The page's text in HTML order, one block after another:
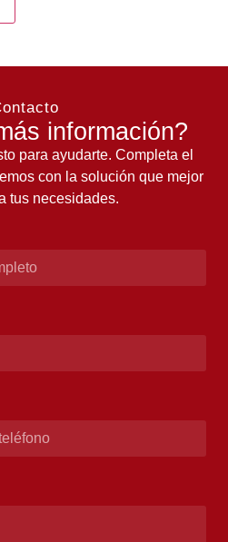
información?
para ayudarte. Completa el
con la solución que mejor
tus necesidades.